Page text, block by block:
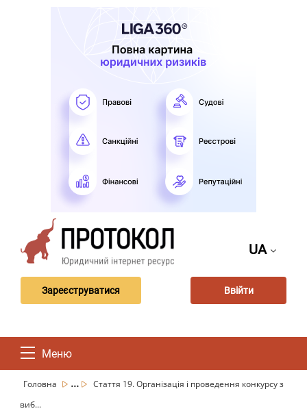
UA
Зареєструватися Ввійти
Меню
Головна ...
Стаття 19. Організація і проведення конкурсу з
виб...